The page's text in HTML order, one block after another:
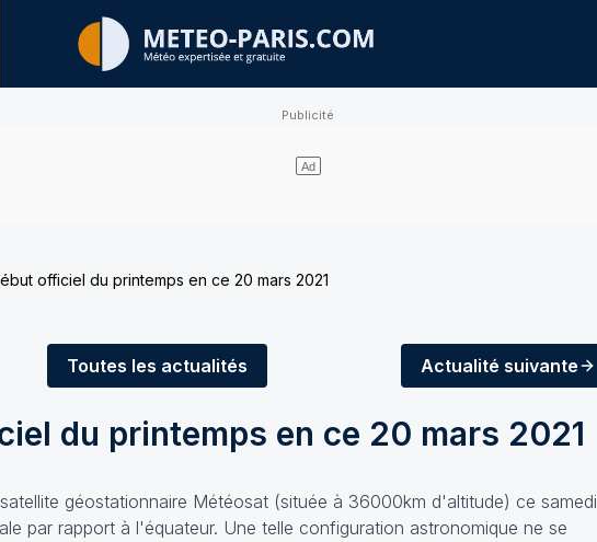
expertisés
officiel du printemps en ce 20 mars 2021
Toutes les actualités Actualité suivante
du printemps en ce 20 mars 2021
géostationnaire Météosat (située à 36000km d'altitude) ce samedi
par rapport à l'équateur. Une telle configuration astronomique ne se